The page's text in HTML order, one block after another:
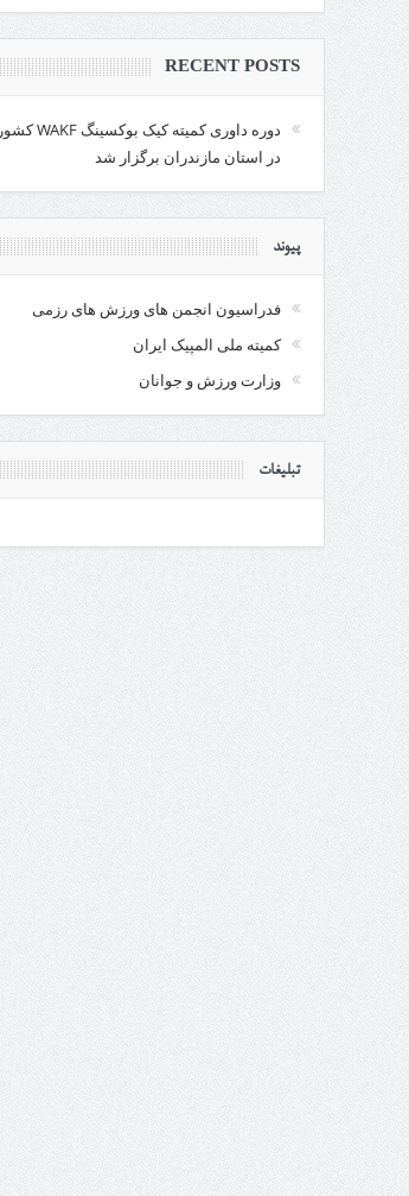
RECENT POSTS
دوره داوری کمیته کیک بوکسینگ WAKF کشور
در استان مازندران برگزار شد
پیوند
فدراسیون انجمن های ورزش های رزمی
کمیته ملی المپیک ایران
وزارت ورزش و جوانان
تبلیغات